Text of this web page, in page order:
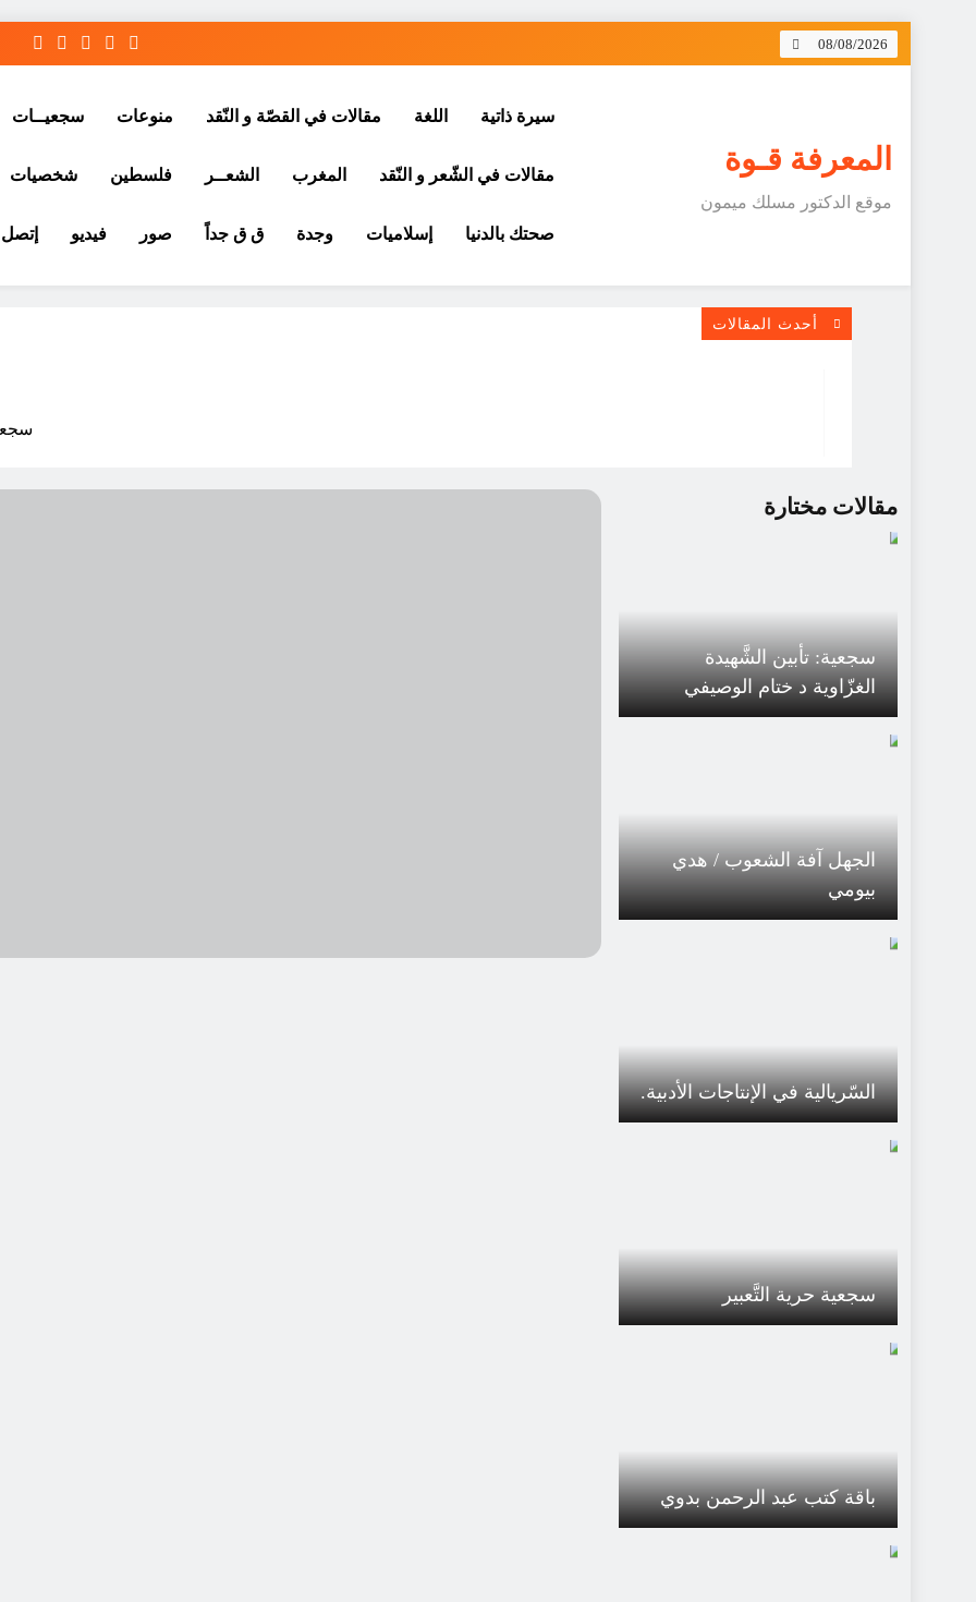
Skip
08/08/2026
المعرفة قـوة
موقع الدكتور مسلك ميمون
سيرة ذاتية اللغة مقالات في القصّة و النّقد منوعات سجعيــات
مقالات في الشّعر و النّقد المغرب الشعــر فلسطين شخصيات
صحتك بالدنيا إسلاميات وجدة ق ق جداً صور فيديو إتصل
أحدث المقالات
تزأر مقالات مختارة
سجعية: تأبين الشَّهيدة
الغزّاوية د ختام الوصيفي
الجهل آفة الشعوب / هدي
بيومي
السّريالية في الإنتاجات الأدبية.
سجعية حرية التَّعبير
باقة كتب عبد الرحمن بدوي